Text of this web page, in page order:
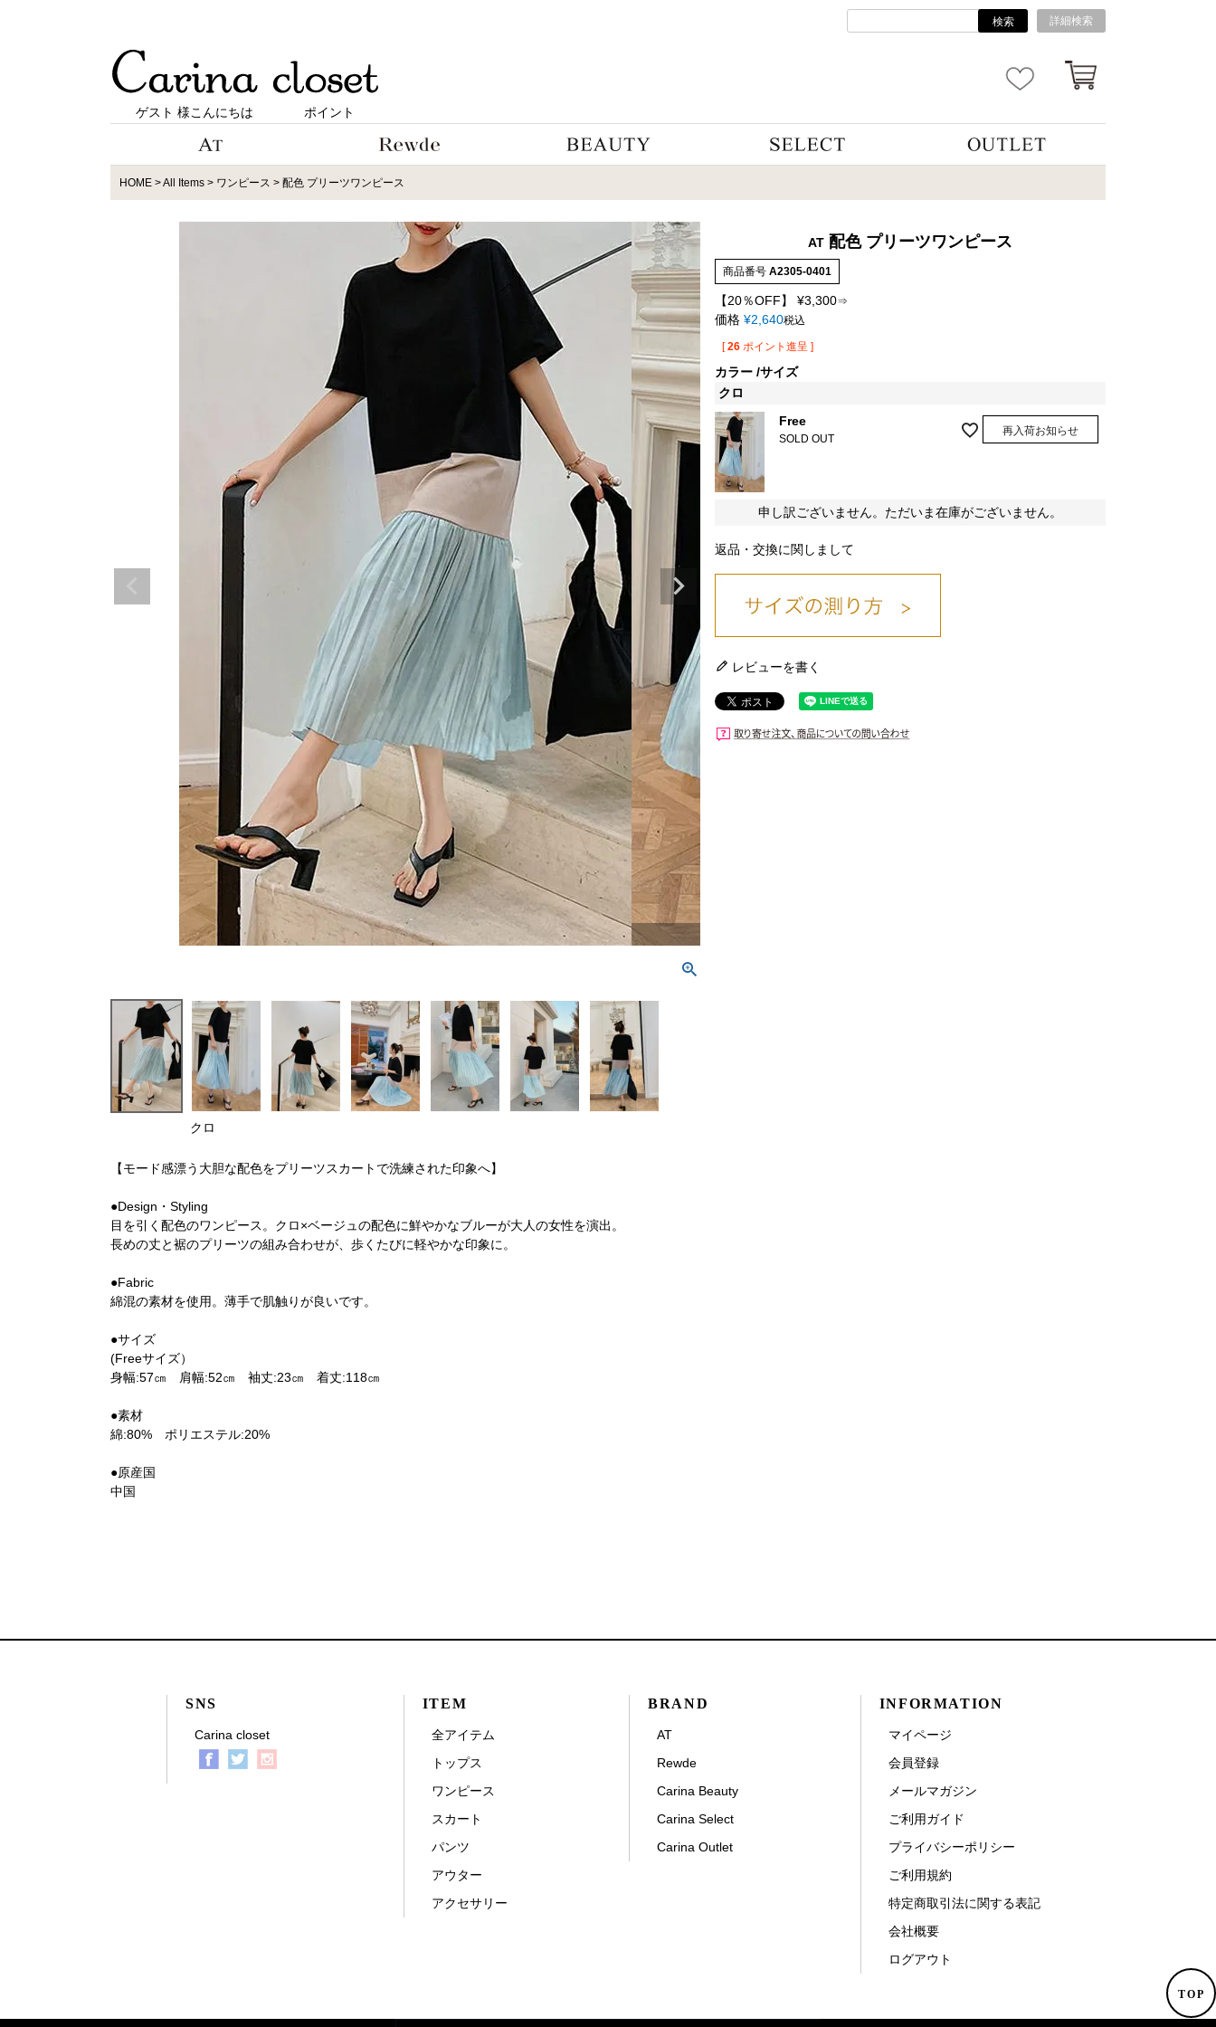
検索 詳細検索
ゲスト 様こんにちは ポイント
HOME All Items ワンピース 配色 プリーツワンピース
クロ
AT 配色 プリーツワンピース
商品番号 A2305-0401
【20％OFF】 ¥3,300⇒
価格 ¥2,640税込
[ 26 ポイント進呈 ]
カラー サイズ
クロ
Free
SOLD OUT
再入荷お知らせ
申し訳ございません。ただいま在庫がございません。
返品・交換に関しまして
レビューを書く
【モード感漂う大胆な配色をプリーツスカートで洗練された印象へ】
●Design・Styling
目を引く配色のワンピース。クロ×ベージュの配色に鮮やかなブルーが大人の女性を演出。
長めの丈と裾のプリーツの組み合わせが、歩くたびに軽やかな印象に。
●Fabric
綿混の素材を使用。薄手で肌触りが良いです。
●サイズ
(Freeサイズ）
身幅:57㎝ 肩幅:52㎝ 袖丈:23㎝ 着丈:118㎝
●素材
綿:80% ポリエステル:20%
●原産国
中国
SNS
Carina closet
ITEM
全アイテム
トップス
ワンピース
スカート
パンツ
アウター
アクセサリー
BRAND
AT
Rewde
Carina Beauty
Carina Select
Carina Outlet
INFORMATION
マイページ
会員登録
メールマガジン
ご利用ガイド
プライバシーポリシー
ご利用規約
特定商取引法に関する表記
会社概要
ログアウト
TOP